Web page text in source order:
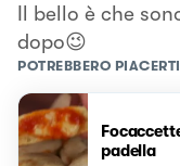
Il bello è che
dopo😉
POTREBBERO
padella